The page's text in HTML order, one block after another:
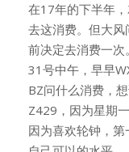
在17年的下半年
去这消费。但大
前决定去消费一次。
31号中午，早早
BZ问什么消费，
Z429，因为星期
因为喜欢轮钟，第